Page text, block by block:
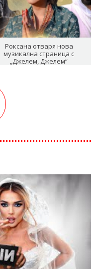
Роксана отваря нова
музикална страница с
„Джелем, Джелем“